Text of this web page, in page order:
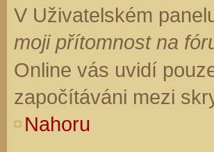
V Uživatelském
moji přítomnost na
Online vás uvidí
započítáváni mezi
Nahoru